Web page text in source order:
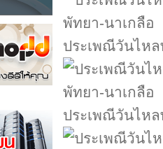
ประเพณีวันไห
ประเพณีวันไห